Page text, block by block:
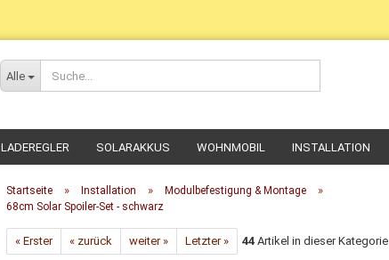
Alle
LADEREGLER SOLARAKKUS WOHNMOBIL INSTALLATION
Startseite » Installation » Modulbefestigung & Montage »
68cm Solar Spoiler-Set - schwarz
« Erster « zurück weiter » Letzter » 44 Artikel in dieser Kategorie